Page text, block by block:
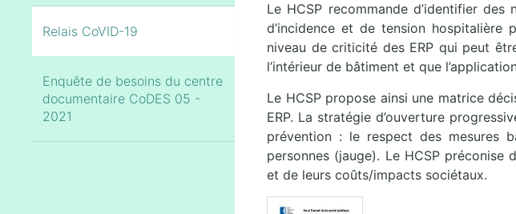
Relais CoVID-19
Enquête de besoins du centre
documentaire CoDES 05 -
2021
Le HCSP recommande d’identifier
d’incidence et de tension
niveau de criticité des ERP qui peut
l’intérieur de bâtiment et que
Le HCSP propose ainsi une matrice
ERP. La stratégie d’ouverture
prévention : le respect des mesures
personnes (jauge). Le HCSP préconise
et de leurs coûts/impacts sociétaux.